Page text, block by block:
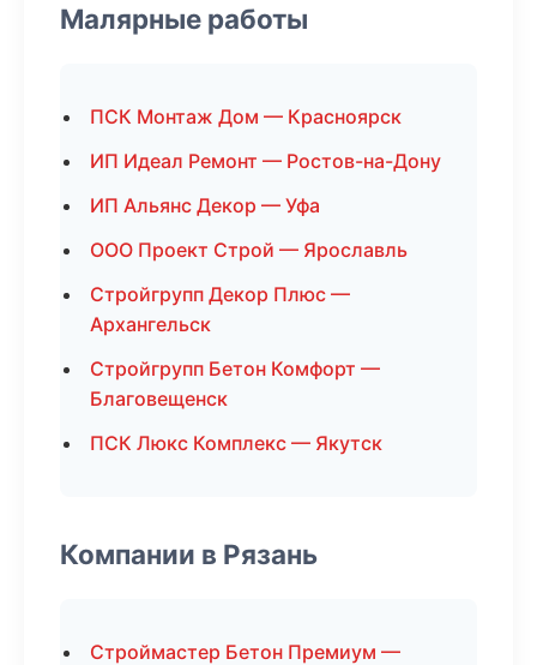
Малярные работы
ПСК Монтаж Дом — Красноярск
ИП Идеал Ремонт — Ростов-на-Дону
ИП Альянс Декор — Уфа
ООО Проект Строй — Ярославль
Стройгрупп Декор Плюс —
Архангельск
Стройгрупп Бетон Комфорт —
Благовещенск
ПСК Люкс Комплекс — Якутск
Компании в Рязань
Строймастер Бетон Премиум —